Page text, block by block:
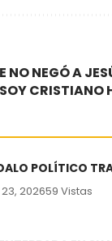
NO NEGÓ A
CRISTIANO
POLÍTICO
202659 Vistas